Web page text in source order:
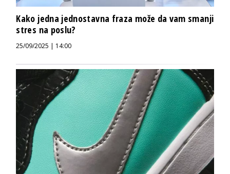
Kako jedna jednostavna fraza može da vam smanji
stres na poslu?
25/09/2025 | 14:00